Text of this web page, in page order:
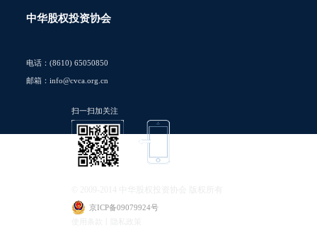
中华股权投资协会
电话：(8610) 65050850
邮箱：info@cvca.org.cn
扫一扫加关注
京ICP备09079924号